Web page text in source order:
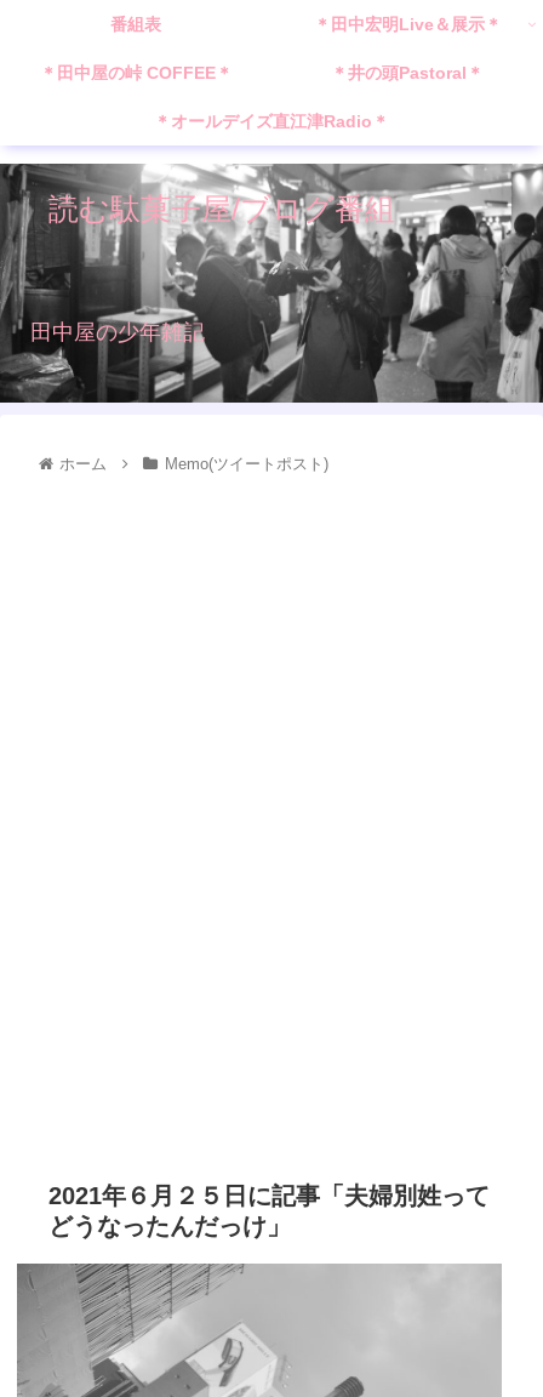
読む駄菓子屋/ブログ番組
田中屋の少年雑記
番組表 ＊田中宏明Live＆展示＊
＊田中屋の峠 COFFEE＊ ＊井の頭Pastoral＊
＊オールデイズ直江津Radio＊
ホーム Memo(ツイートポスト)
2021年６月２５日に記事「夫婦別姓って
どうなったんだっけ」